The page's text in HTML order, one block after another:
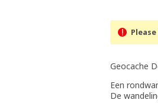
Geocache
Een
De